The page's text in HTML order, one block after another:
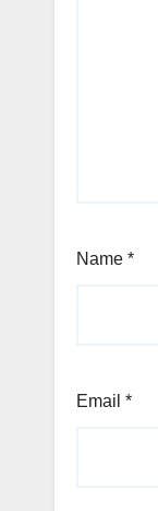
Name *
Email *